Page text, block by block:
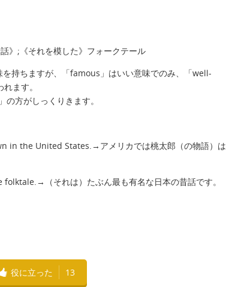
》;《それを模した》フォークテール
持ちますが、「famous」はいい意味でのみ、「well-
ます。
方がしっくりきます。
in the United States.→アメリカでは桃太郎（の物語）は
（それは）たぶん最も有名な日本の昔話です。
役に立った 13